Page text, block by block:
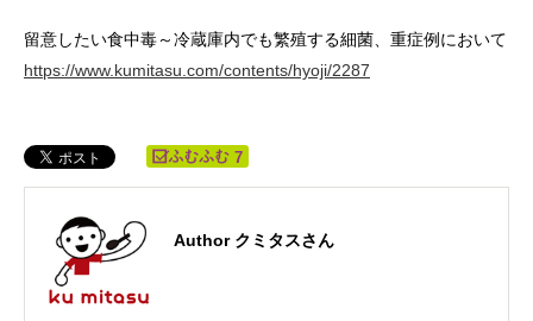
留意したい食中毒～冷蔵庫内でも繁殖する細菌、重症例において
https://www.kumitasu.com/contents/hyoji/2287
7
Author クミタスさん